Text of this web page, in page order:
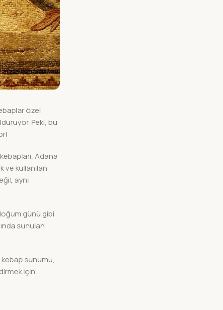
özel
Peki, bu
Adana
ve kullanılan
aynı
günü gibi
sunulan
sunumu,
için,